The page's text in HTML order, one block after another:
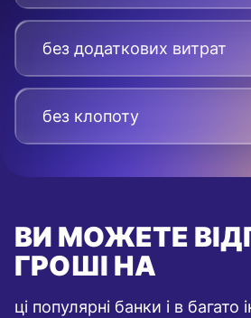
без додаткових витрат
без клопоту
ВИ МОЖЕТЕ
ГРОШІ НА
ці популярні банки і в багато